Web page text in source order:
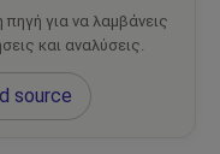
για να λαμβάνεις
και αναλύσεις.
source